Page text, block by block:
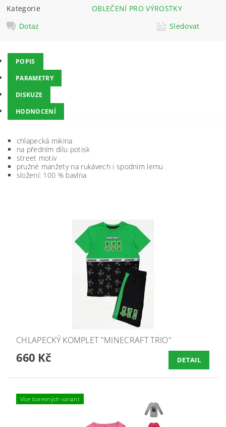
Kategorie
OBLEČENÍ PRO VÝROSTKY
Dotaz
Sledovat
POPIS
PARAMETRY
DISKUZE
HODNOCENÍ
chlapecká mikina
na předním dílu potisk
street motiv
pružné manžety na rukávech i spodním lemu
složení: 100 % bavlna
CHLAPECKÝ KOMPLET "MINECRAFT TRIO"
660 Kč DETAIL
Více barevných variant